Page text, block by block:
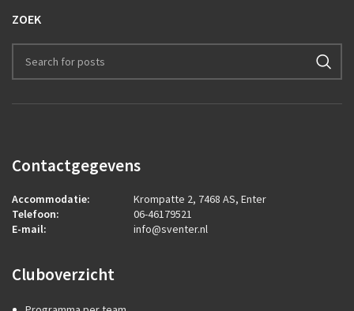
ZOEK
Contactgegevens
Accommodatie:
Krompatte 2, 7468 AS, Enter
Telefoon:
06-46179521
E-mail:
info@sventer.nl
Cluboverzicht